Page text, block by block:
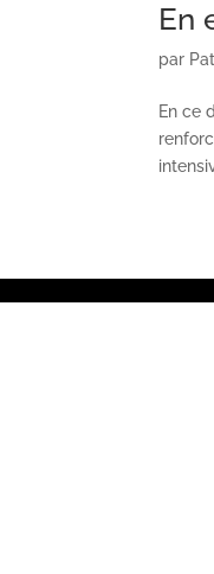
En
par
En ce